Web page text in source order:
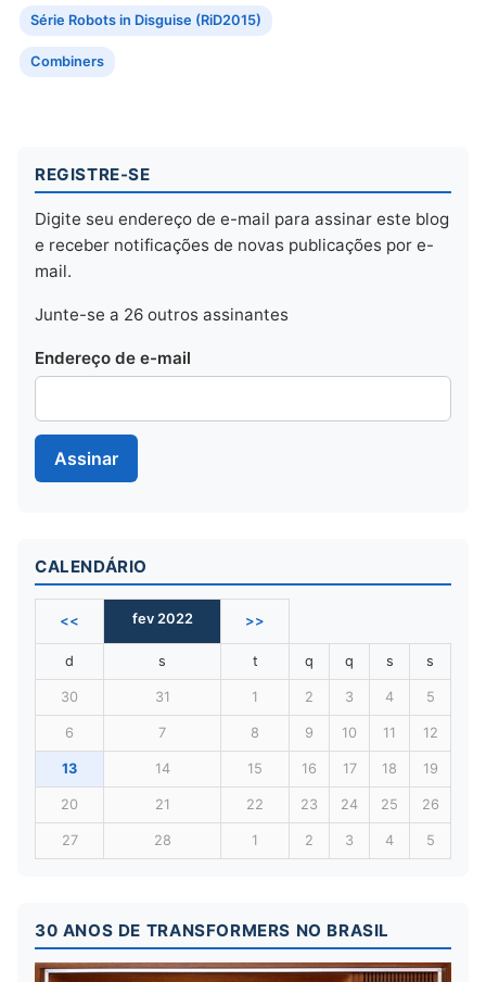
Série Robots in Disguise (RiD2015)
Combiners
REGISTRE-SE
Digite seu endereço de e-mail para assinar este blog
e receber notificações de novas publicações por e-
mail.
Junte-se a 26 outros assinantes
Endereço de e-mail
Assinar
CALENDÁRIO
<< fev 2022 >>
d s t q q s s
30 31 1 2 3 4 5
6 7 8 9 10 11 12
13 14 15 16 17 18 19
20 21 22 23 24 25 26
27 28 1 2 3 4 5
30 ANOS DE TRANSFORMERS NO BRASIL